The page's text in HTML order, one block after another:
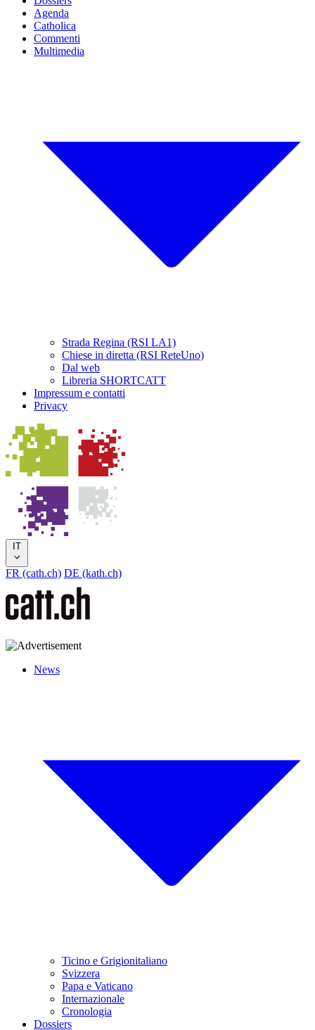
Agenda
Catholica
Commenti
Multimedia
Strada Regina (RSI LA1)
Chiese in diretta (RSI ReteUno)
Dal web
Libreria SHORTCATT
Impressum e contatti
Privacy
IT
FR (cath.ch) DE (kath.ch)
News
Ticino e Grigionitaliano
Svizzera
Papa e Vaticano
Internazionale
Cronologia
Dossiers